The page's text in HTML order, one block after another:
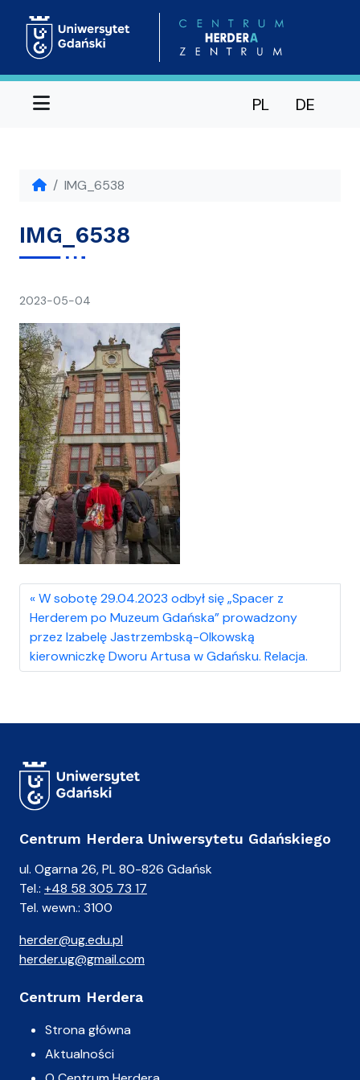
Menu PL DE
IMG_6538
IMG_6538
2023-05-04
W sobotę 29.04.2023 odbył się „Spacer z
Herderem po Muzeum Gdańska” prowadzony
przez Izabelę Jastrzembską-Olkowską
kierowniczkę Dworu Artusa w Gdańsku. Relacja.
Centrum Herdera Uniwersytetu Gdańskiego
ul. Ogarna 26, PL 80-826 Gdańsk
Tel.: +48 58 305 73 17
Tel. wewn.: 3100
herder@ug.edu.pl
herder.ug@gmail.com
Centrum Herdera
Strona główna
Aktualności